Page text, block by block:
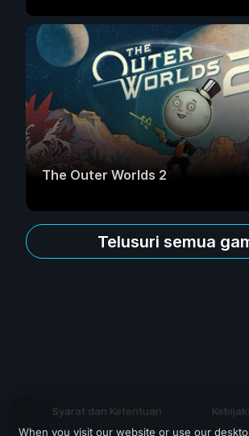
The Outer Worlds 2
Telusuri semua
Syarat dan Ketentuan
When you visit our website or use our